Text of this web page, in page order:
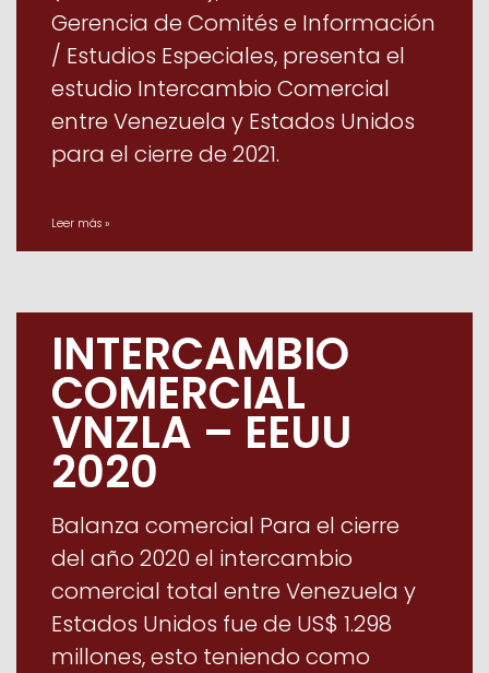
Gerencia de Comités e Información
/ Estudios Especiales, presenta el
estudio Intercambio Comercial
entre Venezuela y Estados Unidos
para el cierre de 2021.
Leer más »
INTERCAMBIO
COMERCIAL
VNZLA – EEUU
2020
Balanza comercial Para el cierre
del año 2020 el intercambio
comercial total entre Venezuela y
Estados Unidos fue de US$ 1.298
millones, esto teniendo como